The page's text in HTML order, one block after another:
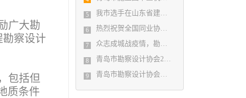
5 我市选手在山东省建筑设计BIM技术应用技能竞赛取得佳绩
6 热烈祝贺全国同业协会共庆新中国成立七十周年大会在广州成功举办 我市工程勘察设计行业获得多项荣誉称号
7 众志成城战疫情，勘察设计行业在行动
8 青岛市勘察设计协会2020年度第一次理事会顺利召开
9 青岛市勘察设计协会陪同市住房和城乡建设局刘波副局长走访调研会员单位
广大勘
察设计
包括但
质条件